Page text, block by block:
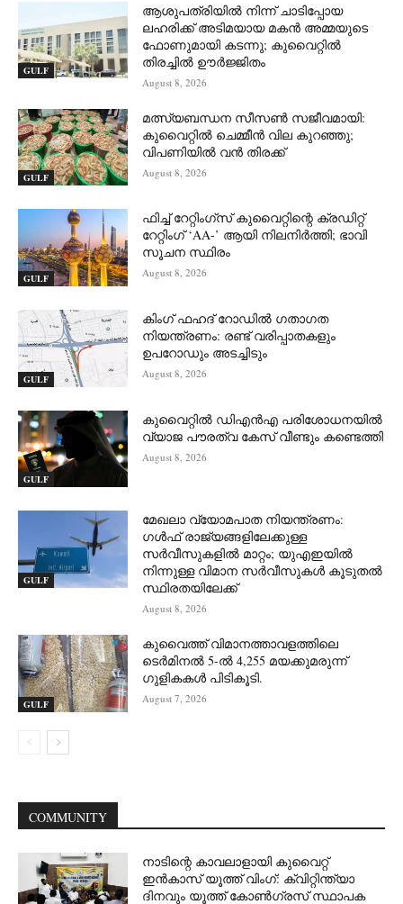
GULF
ആശുപത്രിയിൽ നിന്ന് ചാടിപ്പോയ
ലഹരിക്ക് അടിമയായ മകൻ അമ്മയുടെ
ഫോണുമായി കടന്നു; കുവൈറ്റിൽ
തിരച്ചിൽ ഊർജ്ജിതം
August 8, 2026
GULF
മത്സ്യബന്ധന സീസൺ സജീവമായി:
കുവൈറ്റിൽ ചെമ്മീൻ വില കുറഞ്ഞു;
വിപണിയിൽ വൻ തിരക്ക്
August 8, 2026
GULF
ഫിച്ച് റേറ്റിംഗ്സ് കുവൈറ്റിന്റെ ക്രഡിറ്റ്
റേറ്റിംഗ് ‘AA-’ ആയി നിലനിർത്തി; ഭാവി
സൂചന സ്ഥിരം
August 8, 2026
GULF
കിംഗ് ഫഹദ് റോഡിൽ ഗതാഗത
നിയന്ത്രണം: രണ്ട് വരിപ്പാതകളും
ഉപറോഡും അടച്ചിടും
August 8, 2026
GULF
കുവൈറ്റിൽ ഡിഎൻഎ പരിശോധനയിൽ
വ്യാജ പൗരത്വ കേസ് വീണ്ടും കണ്ടെത്തി
August 8, 2026
GULF
മേഖലാ വ്യോമപാത നിയന്ത്രണം:
ഗൾഫ് രാജ്യങ്ങളിലേക്കുള്ള
സർവീസുകളിൽ മാറ്റം; യുഎഇയിൽ
നിന്നുള്ള വിമാന സർവീസുകൾ കൂടുതൽ
സ്ഥിരതയിലേക്ക്
August 8, 2026
GULF
കുവൈത്ത് വിമാനത്താവളത്തിലെ
ടെർമിനൽ 5-ൽ 4,255 മയക്കുമരുന്ന്
ഗുളികകൾ പിടികൂടി.
August 7, 2026
COMMUNITY
നാടിന്റെ കാവലാളായി കുവൈറ്റ്
ഇൻകാസ് യൂത്ത് വിംഗ്: ക്വിറ്റിന്ത്യാ
ദിനവും യൂത്ത് കോൺഗ്രസ് സ്ഥാപക